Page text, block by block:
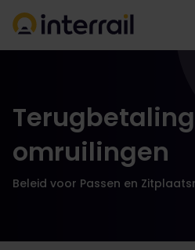
omruilingen
Beleid voor Passen en